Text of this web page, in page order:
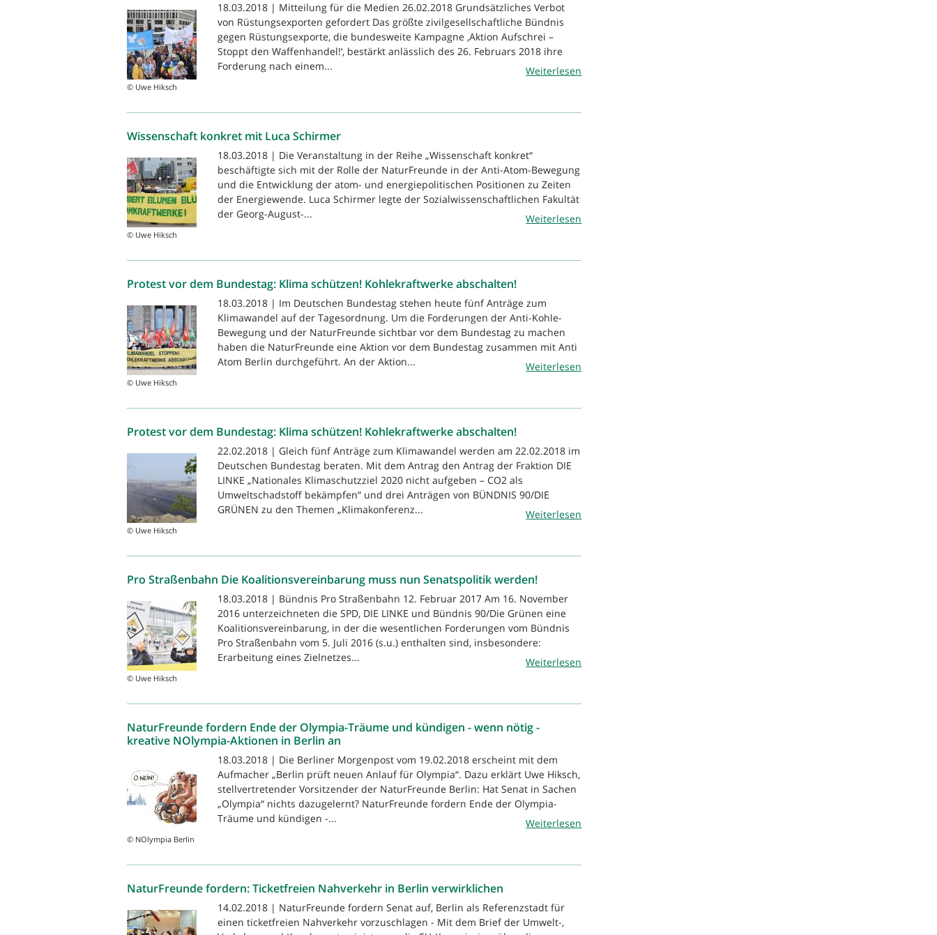
© Uwe Hiksch
18.03.2018 | Mitteilung für die Medien 26.02.2018 Grundsätzliches Verbot
von Rüstungsexporten gefordert Das größte zivilgesellschaftliche Bündnis
gegen Rüstungsexporte, die bundesweite Kampagne ‚Aktion Aufschrei –
Stoppt den Waffenhandel!‘, bestärkt anlässlich des 26. Februars 2018 ihre
Forderung nach einem...
Weiterlesen
Wissenschaft konkret mit Luca Schirmer
© Uwe Hiksch
18.03.2018 | Die Veranstaltung in der Reihe „Wissenschaft konkret“
beschäftigte sich mit der Rolle der NaturFreunde in der Anti-Atom-Bewegung
und die Entwicklung der atom- und energiepolitischen Positionen zu Zeiten
der Energiewende. Luca Schirmer legte der Sozialwissenschaftlichen Fakultät
der Georg-August-...
Weiterlesen
Protest vor dem Bundestag: Klima schützen! Kohlekraftwerke abschalten!
© Uwe Hiksch
18.03.2018 | Im Deutschen Bundestag stehen heute fünf Anträge zum
Klimawandel auf der Tagesordnung. Um die Forderungen der Anti-Kohle-
Bewegung und der NaturFreunde sichtbar vor dem Bundestag zu machen
haben die NaturFreunde eine Aktion vor dem Bundestag zusammen mit Anti
Atom Berlin durchgeführt. An der Aktion...
Weiterlesen
Protest vor dem Bundestag: Klima schützen! Kohlekraftwerke abschalten!
© Uwe Hiksch
22.02.2018 | Gleich fünf Anträge zum Klimawandel werden am 22.02.2018 im
Deutschen Bundestag beraten. Mit dem Antrag den Antrag der Fraktion DIE
LINKE „Nationales Klimaschutzziel 2020 nicht aufgeben – CO2 als
Umweltschadstoff bekämpfen“ und drei Anträgen von BÜNDNIS 90/DIE
GRÜNEN zu den Themen „Klimakonferenz...
Weiterlesen
Pro Straßenbahn Die Koalitionsvereinbarung muss nun Senatspolitik werden!
© Uwe Hiksch
18.03.2018 | Bündnis Pro Straßenbahn 12. Februar 2017 Am 16. November
2016 unterzeichneten die SPD, DIE LINKE und Bündnis 90/Die Grünen eine
Koalitionsvereinbarung, in der die wesentlichen Forderungen vom Bündnis
Pro Straßenbahn vom 5. Juli 2016 (s.u.) enthalten sind, insbesondere:
Erarbeitung eines Zielnetzes...
Weiterlesen
NaturFreunde fordern Ende der Olympia-Träume und kündigen - wenn nötig -
kreative NOlympia-Aktionen in Berlin an
© NOlympia Berlin
18.03.2018 | Die Berliner Morgenpost vom 19.02.2018 erscheint mit dem
Aufmacher „Berlin prüft neuen Anlauf für Olympia“. Dazu erklärt Uwe Hiksch,
stellvertretender Vorsitzender der NaturFreunde Berlin: Hat Senat in Sachen
„Olympia“ nichts dazugelernt? NaturFreunde fordern Ende der Olympia-
Träume und kündigen -...
Weiterlesen
NaturFreunde fordern: Ticketfreien Nahverkehr in Berlin verwirklichen
14.02.2018 | NaturFreunde fordern Senat auf, Berlin als Referenzstadt für
einen ticketfreien Nahverkehr vorzuschlagen - Mit dem Brief der Umwelt-,